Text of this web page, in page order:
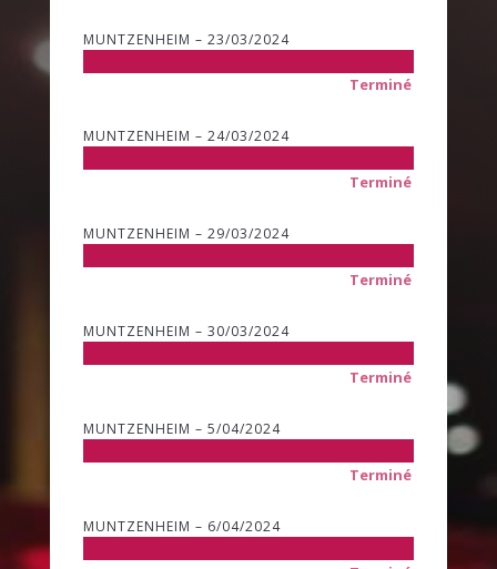
MUNTZENHEIM – 23/03/2024
Terminé
MUNTZENHEIM – 24/03/2024
Terminé
MUNTZENHEIM – 29/03/2024
Terminé
MUNTZENHEIM – 30/03/2024
Terminé
MUNTZENHEIM – 5/04/2024
Terminé
MUNTZENHEIM – 6/04/2024